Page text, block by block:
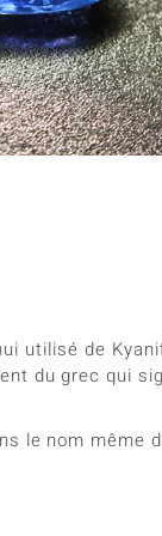
bague
utilisé de
du grec qui
le nom même